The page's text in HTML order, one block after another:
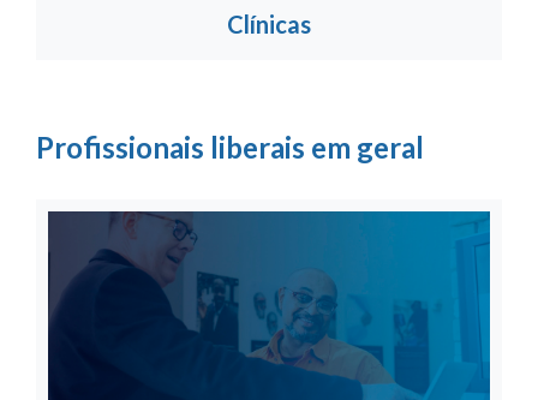
Clínicas
Profissionais liberais em geral